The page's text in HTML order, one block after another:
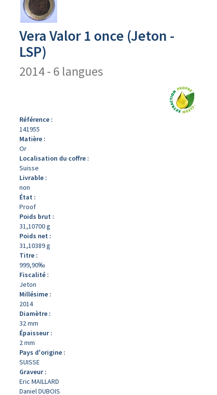
produit
Vera Valor 1 once (Jeton -
LSP)
2014 - 6 langues
Référence :
141955
Matière :
Or
Localisation du coffre :
Suisse
Livrable :
non
État :
Proof
Poids brut :
31,10700 g
Poids net :
31,10389 g
Titre :
999,90‰
Fiscalité :
Jeton
Millésime :
2014
Diamètre :
32 mm
Épaisseur :
2 mm
Pays d'origine :
SUISSE
Graveur :
Eric MAILLARD
Daniel DUBOIS